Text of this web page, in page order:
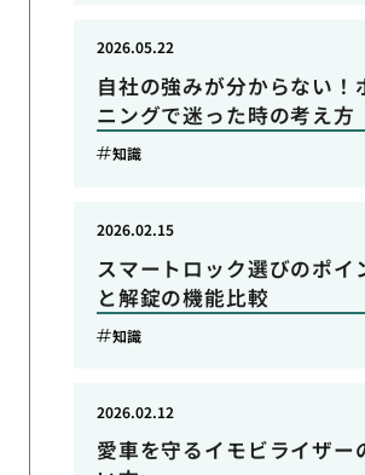
自社の強みが分からない！
ニングで迷った時の考え方
2026.05.22
知識
スマートロック選びのポイ
と解錠の機能比較
2026.02.15
知識
愛車を守るイモビライザー
2026.02.12